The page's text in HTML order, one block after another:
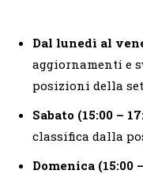
Dal lunedì al
aggiornamenti e
posizioni della
Sabato (15:00 –
classifica dalla
Domenica (15:00